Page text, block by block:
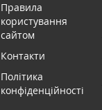
Правила
користування
сайтом
Контакти
Політика
конфіденційності